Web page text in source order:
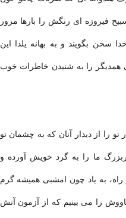
فیروزه ای رنگش را بارها مرور
سخن بگویند و به بهانه یلدا این
همدیگر را به شنیدن خاطرات خوب
را از دیدار آنان که به چشمان تو
ما را به گرد خویش آورده و
به یاد چون امشبی همیشه گرم
را می بینیم که از آزمون آتش